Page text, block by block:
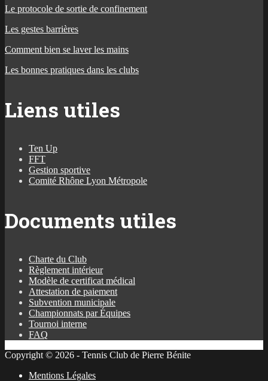
Le protocole de sortie de confinement
Les gestes barrières
Comment bien se laver les mains
Les bonnes pratiques dans les clubs
Liens utiles
Ten Up
FFT
Gestion sportive
Comité Rhône Lyon Métropole
Documents utiles
Charte du Club
Règlement intérieur
Modèle de certificat médical
Attestation de paiement
Subvention municipale
Championnats par Équipes
Tournoi interne
FAQ
Copyright © 2026 - Tennis Club de Pierre Bénite
Mentions Légales